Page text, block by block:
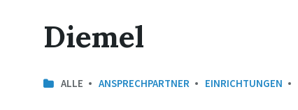
Diemel
ALLE ANSPRECHPARTNER EINRICHTUNGEN